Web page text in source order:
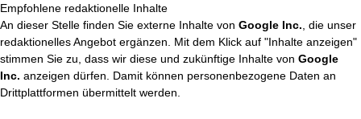
Empfohlene redaktionelle Inhalte
An dieser Stelle finden Sie externe Inhalte von Google Inc. , die unser
redaktionelles Angebot ergänzen. Mit dem Klick auf "Inhalte anzeigen"
stimmen Sie zu, dass wir diese und zukünftige Inhalte von Google
Inc. anzeigen dürfen. Damit können personenbezogene Daten an
Drittplattformen übermittelt werden.